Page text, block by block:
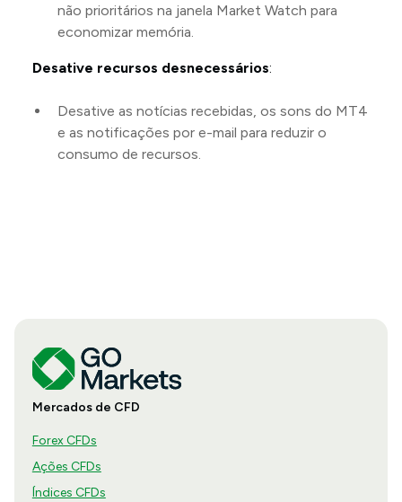
não prioritários na janela Market Watch para
economizar memória.
Desative recursos desnecessários:
Desative as notícias recebidas, os sons do MT4
e as notificações por e-mail para reduzir o
consumo de recursos.
Mercados de CFD
Forex CFDs
Ações CFDs
Índices CFDs